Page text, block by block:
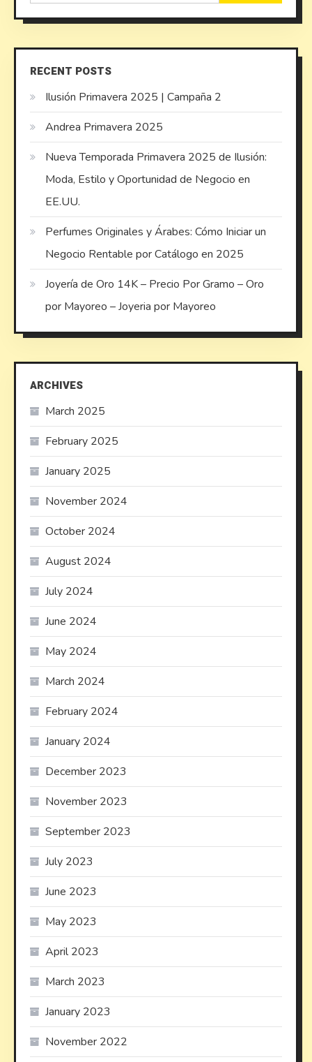
for:
RECENT POSTS
Ilusión Primavera 2025 | Campaña 2
Andrea Primavera 2025
Nueva Temporada Primavera 2025 de Ilusión:
Moda, Estilo y Oportunidad de Negocio en
EE.UU.
Perfumes Originales y Árabes: Cómo Iniciar un
Negocio Rentable por Catálogo en 2025
Joyería de Oro 14K – Precio Por Gramo – Oro
por Mayoreo – Joyeria por Mayoreo
ARCHIVES
March 2025
February 2025
January 2025
November 2024
October 2024
August 2024
July 2024
June 2024
May 2024
March 2024
February 2024
January 2024
December 2023
November 2023
September 2023
July 2023
June 2023
May 2023
April 2023
March 2023
January 2023
November 2022